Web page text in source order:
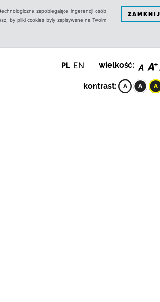
zapobiegające ingerencji osób
by pliki cookies były zapisywane na Twoim
ZAMKNIJ
PL EN wielkość:
kontrast: